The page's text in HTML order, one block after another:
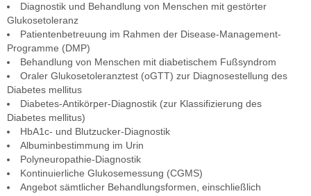
Diagnostik und Behandlung von Menschen mit gestörter
Glukosetoleranz
Patientenbetreuung im Rahmen der Disease-Management-
Programme (DMP)
Behandlung von Menschen mit diabetischem Fußsyndrom
Oraler Glukosetoleranztest (oGTT) zur Diagnosestellung des
Diabetes mellitus
Diabetes-Antikörper-Diagnostik (zur Klassifizierung des
Diabetes mellitus)
HbA1c- und Blutzucker-Diagnostik
Albuminbestimmung im Urin
Polyneuropathie-Diagnostik
Kontinuierliche Glukosemessung (CGMS)
Angebot sämtlicher Behandlungsformen, einschließlich